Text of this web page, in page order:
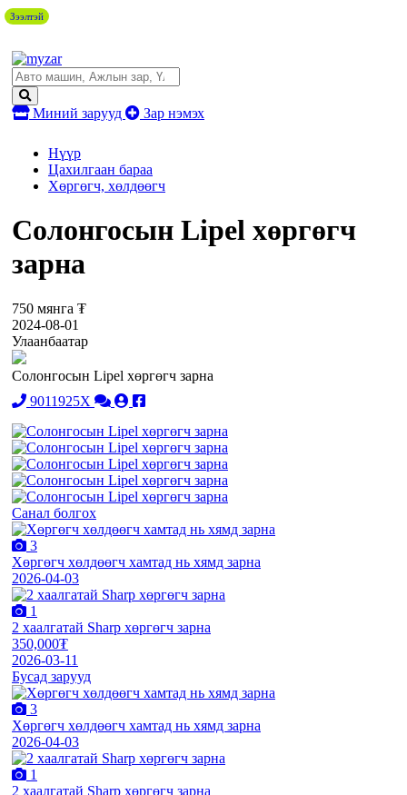
Миний зарууд Зар нэмэх
Нүүр
Цахилгаан бараа
Хөргөгч, хөлдөөгч
Солонгосын Lipel хөргөгч
зарна
750 мянга ₮
2024-08-01
Улаанбаатар
Солонгосын Lipel хөргөгч зарна
9011925X
Санал болгох
3
Хөргөгч хөлдөөгч хамтад нь хямд зарна
2026-04-03
1
2 хаалгатай Sharp хөргөгч зарна
350,000₮
2026-03-11
Бусад зарууд
3
Хөргөгч хөлдөөгч хамтад нь хямд зарна
2026-04-03
1
2 хаалгатай Sharp хөргөгч зарна
Зээлтэй